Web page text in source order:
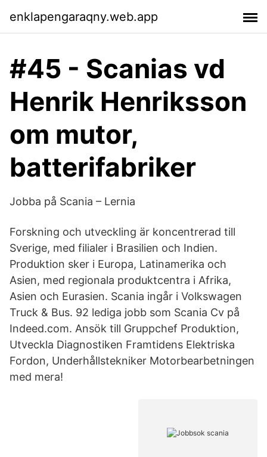
enklapengaraqny.web.app
#45 - Scanias vd
Henrik Henriksson
om mutor,
batterifabriker
Jobba på Scania – Lernia
Forskning och utveckling är koncentrerad till
Sverige, med filialer i Brasilien och Indien.
Produktion sker i Europa, Latinamerika och
Asien, med regionala produktcentra i Afrika,
Asien och Eurasien. Scania ingår i Volkswagen
Truck & Bus. 92 lediga jobb som Scania Cv på
Indeed.com. Ansök till Gruppchef Produktion,
Utveckla Diagnostiken Framtidens Elektriska
Fordon, Underhållstekniker Motorbearbetningen
med mera!